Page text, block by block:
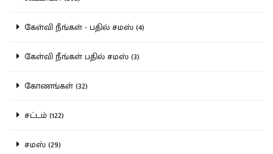
கேள்வி நீங்கள் - பதில் சமஸ் (4)
கேள்வி நீங்கள் பதில் சமஸ் (3)
கோணங்கள் (32)
சட்டம் (122)
சமஸ் (29)